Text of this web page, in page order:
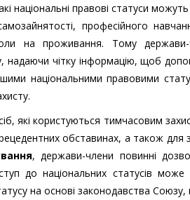
національні правові статуси
професійного
на проживання. Тому держави-
надаючи чітку інформацію, щоб
національними правовими
які користуються тимчасовим
обставинах, а також для
, держави-члени повинні
до національних статусів може
на основі законодавства Союзу,